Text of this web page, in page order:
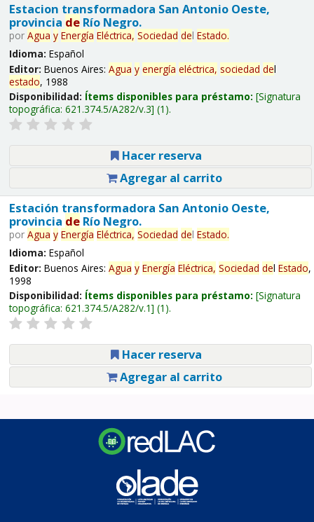
Estacion transformadora San Antonio Oeste,
provincia deRío Negro.
por Agua y Energía Eléctrica, Sociedad del Estado.
Idioma: Español
Editor: Buenos Aires: Agua y energía eléctrica, sociedad del
estado, 1988
Disponibilidad: Ítems disponibles para préstamo: Signatura
topográfica: 621.374.5/A282/v.3 (1).
Hacer reserva
Agregar al carrito
Estación transformadora San Antonio Oeste,
provincia deRío Negro.
por Agua y Energía Eléctrica, Sociedad del Estado.
Idioma: Español
Editor: Buenos Aires: Agua y Energía Eléctrica, Sociedad del Estado,
1998
Disponibilidad: Ítems disponibles para préstamo: Signatura
topográfica: 621.374.5/A282/v.1 (1).
Hacer reserva
Agregar al carrito